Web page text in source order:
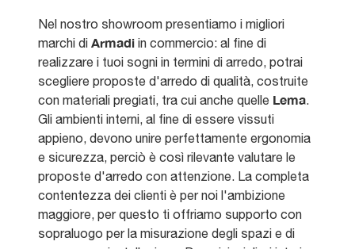
Nel nostro showroom presentiamo i migliori
marchi di Armadi in commercio: al fine di
realizzare i tuoi sogni in termini di arredo, potrai
scegliere proposte d'arredo di qualità, costruite
con materiali pregiati, tra cui anche quelle Lema.
Gli ambienti interni, al fine di essere vissuti
appieno, devono unire perfettamente ergonomia
e sicurezza, perciò è così rilevante valutare le
proposte d'arredo con attenzione. La completa
contentezza dei clienti è per noi l'ambizione
maggiore, per questo ti offriamo supporto con
sopraluogo per la misurazione degli spazi e di